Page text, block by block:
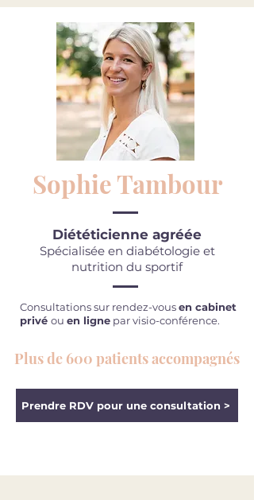
Sophie Tambour
Diététicienne agréée
Spécialisée en diabétologie et
nutrition du sportif
Consultations sur rendez-vousen cabinet
privé ou en ligne par visio-conférence.
Plus de 600 patients accompagnés
Prendre RDV pour une consultation >